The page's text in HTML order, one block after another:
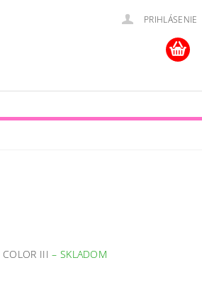
PRIHLÁSENIE
COLOR III– SKLADOM